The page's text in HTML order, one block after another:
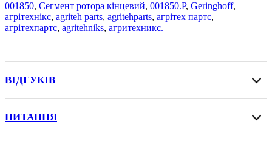
001850, Сегмент ротора кінцевий, 001850.P, Geringhoff,
агрітехнікс, agriteh parts, agritehparts, агрітех партс,
агрітехпартс, agritehniks, агритехникс.
ВІДГУКІВ
ПИТАННЯ